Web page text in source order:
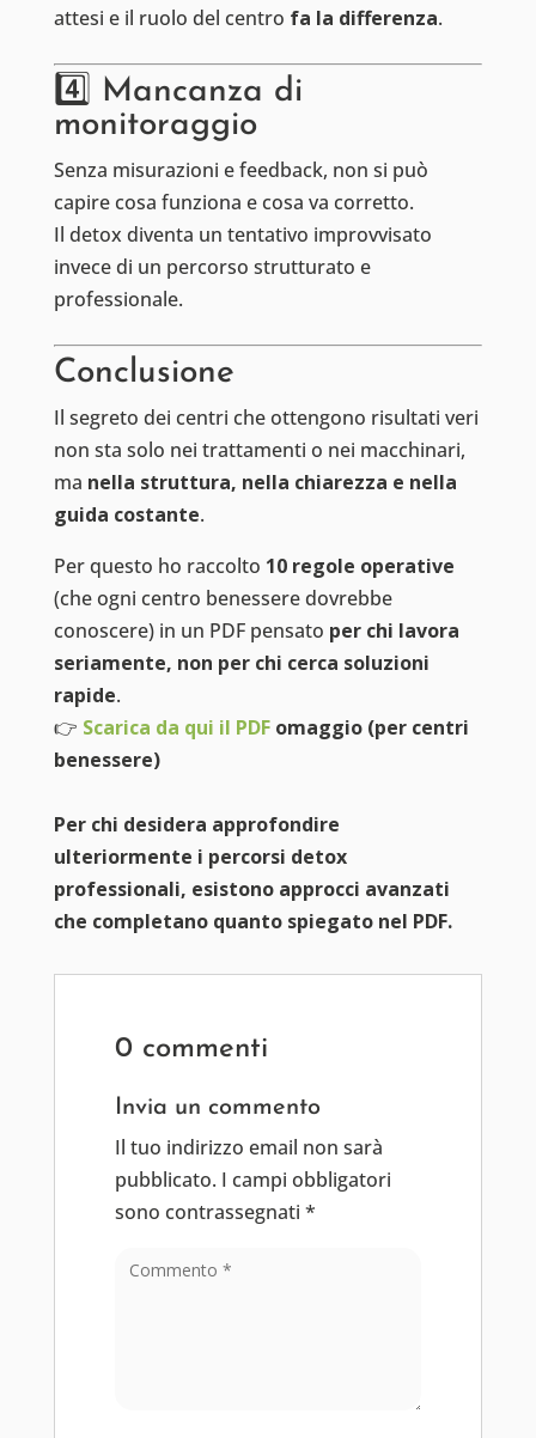
attesi e il ruolo del centro fa la differenza.
4️⃣ Mancanza di
monitoraggio
Senza misurazioni e feedback, non si può
capire cosa funziona e cosa va corretto.
Il detox diventa un tentativo improvvisato
invece di un percorso strutturato e
professionale.
Conclusione
Il segreto dei centri che ottengono risultati veri
non sta solo nei trattamenti o nei macchinari,
ma nella struttura, nella chiarezza e nella
guida costante.
Per questo ho raccolto 10 regole operative
(che ogni centro benessere dovrebbe
conoscere) in un PDF pensato per chi lavora
seriamente, non per chi cerca soluzioni
rapide.
👉 Scarica da qui il PDFomaggio (per centri
benessere)
Per chi desidera approfondire
ulteriormente i percorsi detox
professionali, esistono approcci avanzati
che completano quanto spiegato nel PDF.
0 commenti
Invia un commento
Il tuo indirizzo email non sarà
pubblicato. I campi obbligatori
sono contrassegnati *